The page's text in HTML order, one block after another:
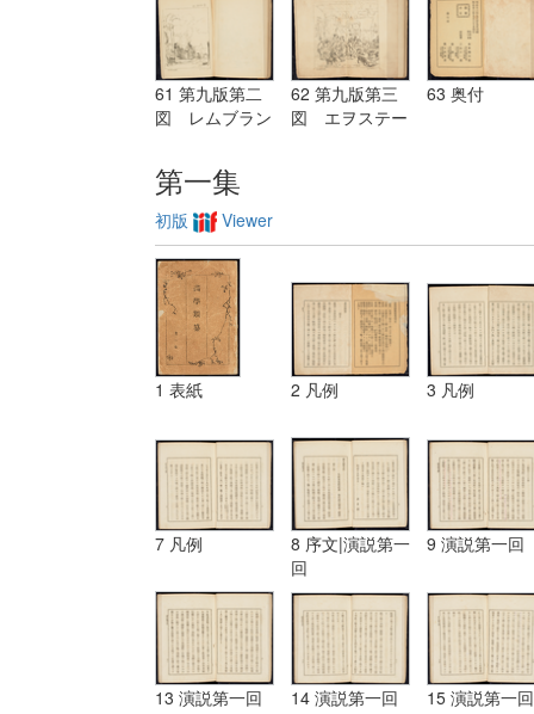
61 第九版第二
図 レムブラン
62 第九版第三
図 エヲステー
63 奥付
第一集
初版 Viewer
1 表紙 2 凡例 3 凡例
7 凡例
8 序文|演説第一
回
9 演説第一回
13 演説第一回 14 演説第一回 15 演説第一回